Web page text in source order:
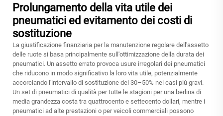
Prolungamento della vita utile dei
pneumatici ed evitamento dei costi di
sostituzione
La giustificazione finanziaria per la manutenzione regolare dell'assetto
delle ruote si basa principalmente sull'ottimizzazione della durata dei
pneumatici. Un assetto errato provoca usure irregolari dei pneumatici
che riducono in modo significativo la loro vita utile, potenzialmente
accorciando l'intervallo di sostituzione del 30–50% nei casi più gravi.
Un set di pneumatici di qualità per tutte le stagioni per una berlina di
media grandezza costa tra quattrocento e settecento dollari, mentre i
pneumatici ad alte prestazioni o per veicoli commerciali possono